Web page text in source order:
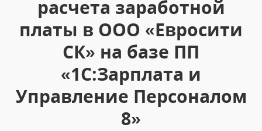
расчета заработной
платы в ООО «Евросити
СК» на базе ПП
«1С:Зарплата и
Управление Персоналом
8»